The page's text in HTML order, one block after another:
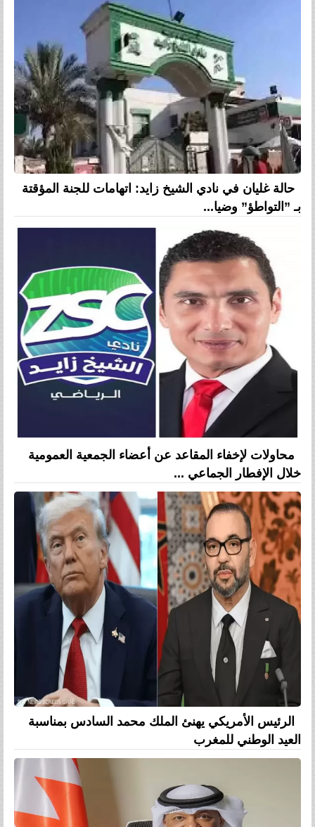
حالة غليان في نادي الشيخ زايد: اتهامات للجنة المؤقتة
بـ ”التواطؤ” وضيا...
محاولات لإخفاء المقاعد عن أعضاء الجمعية العمومية
خلال الإفطار الجماعي ...
الرئيس الأمريكي يهنئ الملك محمد السادس بمناسبة
العيد الوطني للمغرب